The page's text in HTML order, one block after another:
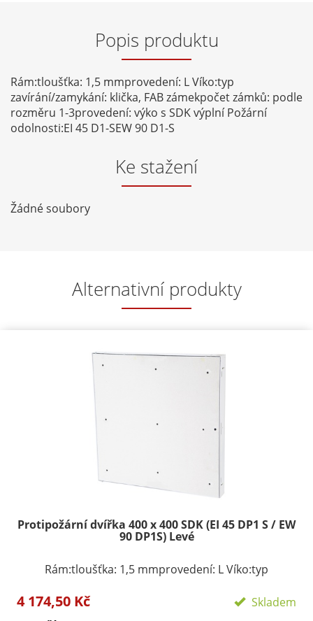
Popis produktu
Rám:tloušťka: 1,5 mmprovedení: L Víko:typ
zavírání/zamykání: klička, FAB zámekpočet zámků: podle
rozměru 1-3provedení: výko s SDK výplní Požární
odolnosti:EI 45 D1-SEW 90 D1-S
Ke stažení
Žádné soubory
Alternativní produkty
Protipožární dvířka 400 x 400 SDK (EI 45 DP1 S / EW
90 DP1S) Levé
Rám:tloušťka: 1,5 mmprovedení: L Víko:typ
podle rozměru 1-3provedení: výko s SDK výplní
4 174,50 Kč Skladem